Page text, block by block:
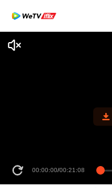
00:00:00/00:21:08